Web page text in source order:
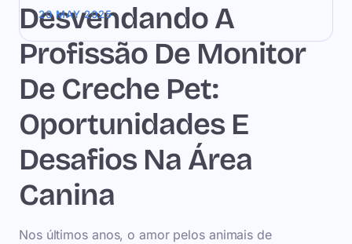
Desvendando A
Profissão De Monitor
De Creche Pet:
Oportunidades E
Desafios Na Área
Canina
Nos últimos anos, o amor pelos animais de
20 MAY 2025